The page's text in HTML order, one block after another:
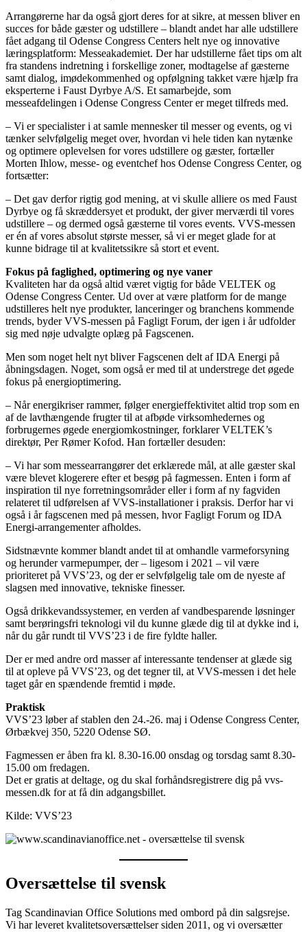
Arrangørerne har da også gjort deres for at sikre, at messen bliver en
succes for både gæster og udstillere – blandt andet har alle udstillere
fået adgang til Odense Congress Centers helt nye og innovative
læringsplatform: Messeakademiet. Der har udstillerne fået tips om alt
fra standens indretning i forskellige zoner, modtagelse af gæsterne
samt dialog, imødekommenhed og opfølgning takket være hjælp fra
eksperterne i Faust Dyrbye A/S. Et samarbejde, som
messeafdelingen i Odense Congress Center er meget tilfreds med.
– Vi er specialister i at samle mennesker til messer og events, og vi
tænker selvfølgelig meget over, hvordan vi hele tiden kan nytænke
og optimere oplevelsen for vores udstillere og gæster, fortæller
Morten Ihlow, messe- og eventchef hos Odense Congress Center, og
fortsætter:
– Det gav derfor rigtig god mening, at vi skulle alliere os med Faust
Dyrbye og få skræddersyet et produkt, der giver merværdi til vores
udstillere – og dermed også gæsterne til vores events. VVS-messen
er én af vores absolut største messer, så vi er meget glade for at
kunne bidrage til at kvalitetssikre så stort et event.
Fokus på faglighed, optimering og nye vaner
Kvaliteten har da også altid været vigtig for både VELTEK og
Odense Congress Center. Ud over at være platform for de mange
udstilleres helt nye produkter, lanceringer og branchens kommende
trends, byder VVS-messen på Fagligt Forum, der igen i år udfolder
sig med nøje udvalgte oplæg på Fagscenen.
Men som noget helt nyt bliver Fagscenen delt af IDA Energi på
åbningsdagen. Noget, som også er med til at understrege det øgede
fokus på energioptimering.
– Når energikriser rammer, følger energieffektivitet altid trop som en
af de lavthængende frugter til at afbøde virksomhedernes og
forbrugernes øgede energiomkostninger, forklarer VELTEK’s
direktør, Per Rømer Kofod. Han fortæller desuden:
– Vi har som messearrangører det erklærede mål, at alle gæster skal
være blevet klogerere efter et besøg på fagmessen. Enten i form af
inspiration til nye forretningsområder eller i form af ny fagviden
relateret til udførelsen af VVS-installationer i praksis. Derfor har vi
også i år fagscenen med på messen, hvor Fagligt Forum og IDA
Energi-arrangementer afholdes.
Sidstnævnte kommer blandt andet til at omhandle varmeforsyning
og herunder varmepumper, der – ligesom i 2021 – vil være
prioriteret på VVS’23, og der er selvfølgelig tale om de nyeste af
slagsen med innovative, tekniske finesser.
Også drikkevandssystemer, en verden af vandbesparende løsninger
samt berøringsfri teknologi vil du kunne glæde dig til at dykke ind i,
når du går rundt til VVS’23 i de fire fyldte haller.
Der er med andre ord masser af interessante tendenser at glæde sig
til at opleve på VVS’23, og det tegner til, at VVS-messen i det hele
taget går en spændende fremtid i møde.
Praktisk
VVS’23 løber af stablen den 24.-26. maj i Odense Congress Center,
Ørbækvej 350, 5220 Odense SØ.
Fagmessen er åben fra kl. 8.30-16.00 onsdag og torsdag samt 8.30-
15.00 om fredagen.
Det er gratis at deltage, og du skal forhåndsregistrere dig på vvs-
messen.dk for at få din adgangsbillet.
Kilde: VVS’23
Oversættelse til svensk
Tag Scandinavian Office Solutions med ombord på din salgsrejse.
Vi har leveret kvalitetsoversættelser siden 2011, og vi oversætter